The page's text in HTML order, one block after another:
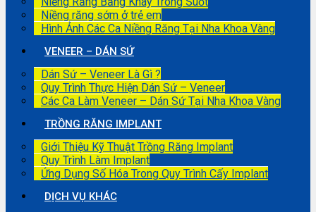
Niềng răng sớm ở trẻ em
Hình Ảnh Các Ca Niềng Răng Tại Nha Khoa Vàng
VENEER – DÁN SỨ
Dán Sứ – Veneer Là Gì ?
Quy Trình Thực Hiện Dán Sứ – Veneer
Các Ca Làm Veneer – Dán Sứ Tại Nha Khoa Vàng
TRỒNG RĂNG IMPLANT
Giới Thiệu Kỹ Thuật Trồng Răng Implant
Quy Trình Làm Implant
Ứng Dụng Số Hóa Trong Quy Trình Cấy Implant
DỊCH VỤ KHÁC